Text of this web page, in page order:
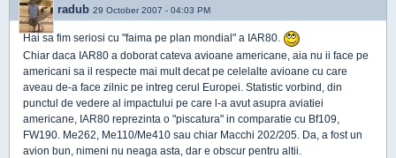
radub 29 October 2007 - 04:03 PM
Hai sa fim seriosi cu "faima pe plan mondial" a IAR80.
Chiar daca IAR80 a doborat cateva avioane americane, aia nu ii face pe
americani sa il respecte mai mult decat pe celelalte avioane cu care
aveau de-a face zilnic pe intreg cerul Europei. Statistic vorbind, din
punctul de vedere al impactului pe care l-a avut asupra aviatiei
americane, IAR80 reprezinta o "piscatura" in comparatie cu Bf109,
FW190. Me262, Me110/Me410 sau chiar Macchi 202/205. Da, a fost un
avion bun, nimeni nu neaga asta, dar e obscur pentru altii.